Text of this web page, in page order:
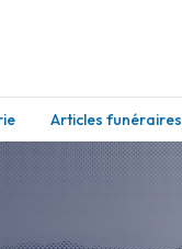
Articles funéraires